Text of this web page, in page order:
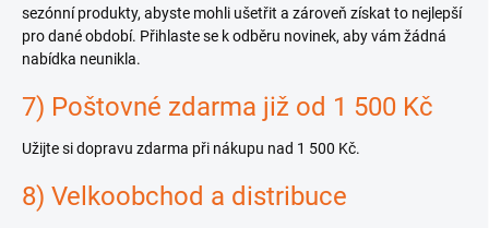
sezónní produkty, abyste mohli ušetřit a zároveň získat to nejlepší
pro dané období. Přihlaste se k odběru novinek, aby vám žádná
nabídka neunikla.
7) Poštovné zdarma již od 1 500 Kč
Užijte si dopravu zdarma při nákupu nad 1 500 Kč.
8) Velkoobchod a distribuce